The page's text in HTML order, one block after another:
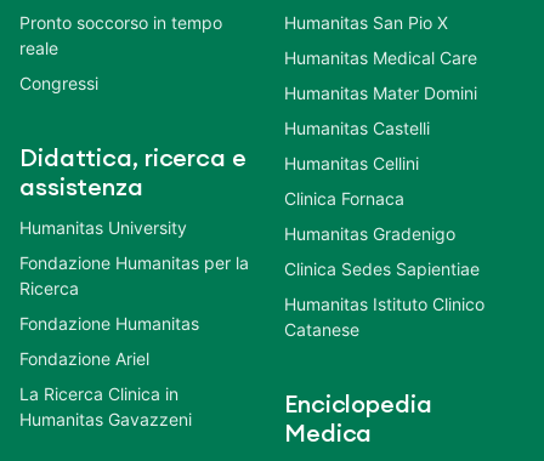
Pronto soccorso in tempo
reale
Congressi
Didattica, ricerca e
assistenza
Humanitas University
Fondazione Humanitas per la
Ricerca
Fondazione Humanitas
Fondazione Ariel
La Ricerca Clinica in
Humanitas Gavazzeni
Humanitas San Pio X
Humanitas Medical Care
Humanitas Mater Domini
Humanitas Castelli
Humanitas Cellini
Clinica Fornaca
Humanitas Gradenigo
Clinica Sedes Sapientiae
Humanitas Istituto Clinico
Catanese
Enciclopedia
Medica